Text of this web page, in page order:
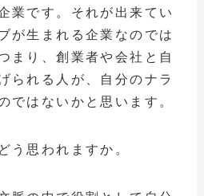
業です。それが出来てい
が生まれる企業なのでは
まり、創業者や会社と自
られる人が、自分のナラ
ではないかと思います。
う思われますか。